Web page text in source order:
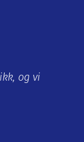
og vi